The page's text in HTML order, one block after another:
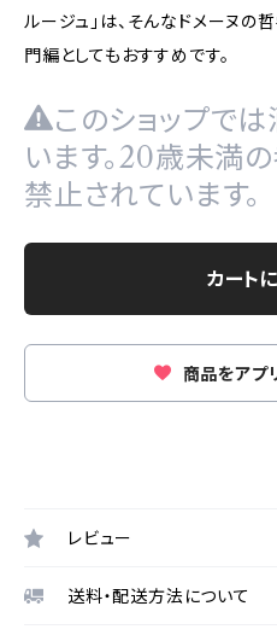
ルージュ」は、そんなドメーヌ
門編としてもおすすめです。
このショップで
います。20歳未満
禁止されています。
カート
商品をアプ
レビュー
送料・配送方法について